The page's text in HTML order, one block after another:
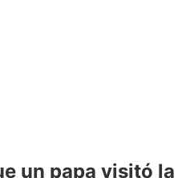
un papa visitó la